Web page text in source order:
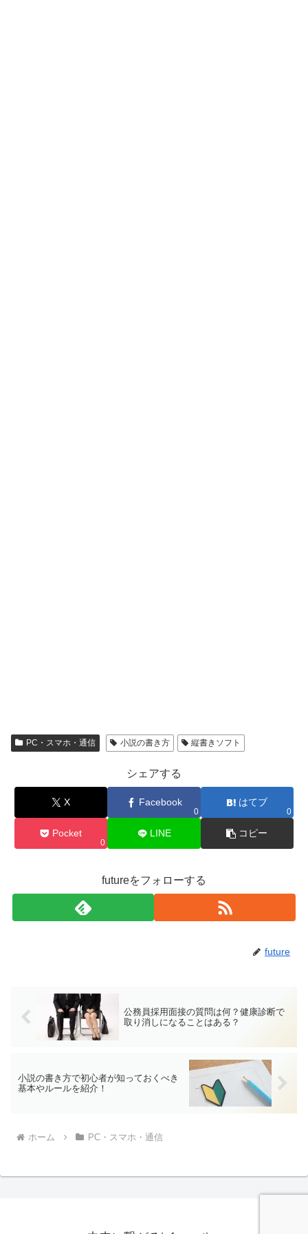
PC・スマホ・通信 小説の書き方 縦書きソフト
シェアする
X Facebook
0
はてブ
0
Pocket
0
LINE コピー
futureをフォローする
future
公務員採用面接の質問は何？健康診断で
取り消しになることはある？
小説の書き方で初心者が知っておくべき
基本やルールを紹介！
ホーム PC・スマホ・通信